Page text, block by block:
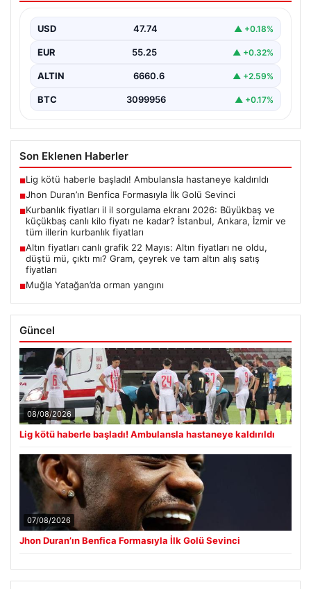
maçında adeta parladı ve taraftarların kalbini…
USD 47.74 ▲ +0.18%
EUR 55.25 ▲ +0.32%
ALTIN 6660.6 ▲ +2.59%
BTC 3099956 ▲ +0.17%
Son Eklenen Haberler
■Lig kötü haberle başladı! Ambulansla hastaneye kaldırıldı
■Jhon Duran’ın Benfica Formasıyla İlk Golü Sevinci
■Kurbanlık fiyatları il il sorgulama ekranı 2026: Büyükbaş ve
küçükbaş canlı kilo fiyatı ne kadar? İstanbul, Ankara, İzmir ve
tüm illerin kurbanlık fiyatları
■Altın fiyatları canlı grafik 22 Mayıs: Altın fiyatları ne oldu,
düştü mü, çıktı mı? Gram, çeyrek ve tam altın alış satış
fiyatları
■Muğla Yatağan’da orman yangını
Güncel
08/08/2026
Lig kötü haberle başladı! Ambulansla hastaneye kaldırıldı
07/08/2026
Jhon Duran’ın Benfica Formasıyla İlk Golü Sevinci